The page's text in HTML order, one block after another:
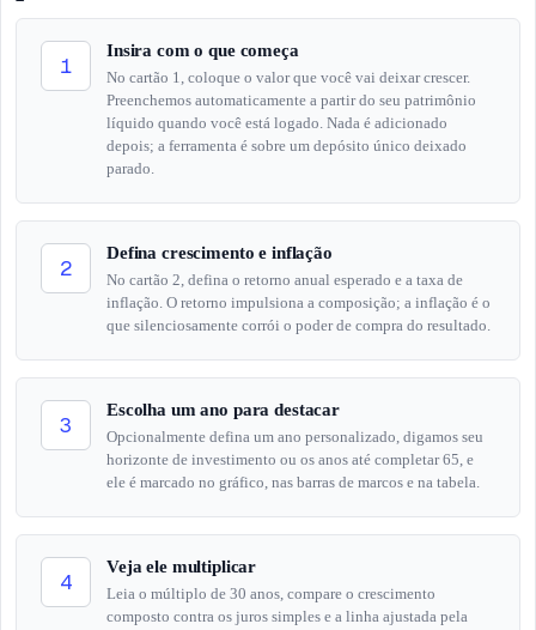
38 653.964 183.000 255.886 13.1× 5.1×
699.741 186.500 267.120
748.723 190.000 278.847 15.0× 5.6×
801.133 193.500 291.089 16.0× 5.8×
857.213
43 917.218 200.500 317.210 18.3× 6.3×
981.423 204.000 331.136
45 1.050.123 207.500 345.673 21.0× 6.9×
1.123.631 211.000 360.849 22.5× 7.2×
47 1.202.285 214.500 376.692 24.0× 7.5×
1.286.445 218.000 393.229
49 1.376.496 221.500 410.493 27.5× 8.2×
1.472.851 225.000 428.515 29.5× 8.6×
1
Insira com o que começa
No cartão 1, coloque o valor que você vai deixar crescer.
Preenchemos automaticamente a partir do seu patrimônio
líquido quando você está logado. Nada é adicionado
depois; a ferramenta é sobre um depósito único deixado
parado.
2
Defina crescimento e inflação
No cartão 2, defina o retorno anual esperado e a taxa de
inflação. O retorno impulsiona a composição; a inflação é o
que silenciosamente corrói o poder de compra do resultado.
3
Escolha um ano para destacar
Opcionalmente defina um ano personalizado, digamos seu
horizonte de investimento ou os anos até completar 65, e
ele é marcado no gráfico, nas barras de marcos e na tabela.
4
Veja ele multiplicar
Leia o múltiplo de 30 anos, compare o crescimento
composto contra os juros simples e a linha ajustada pela